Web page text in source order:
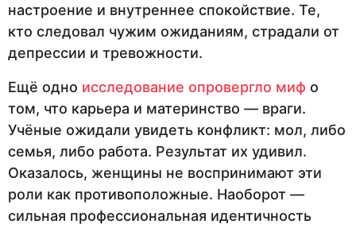
настроение и внутреннее спокойствие. Те,
кто следовал чужим ожиданиям, страдали от
депрессии и тревожности.
Ещё одно исследование опровергло миф о
том, что карьера и материнство — враги.
Учёные ожидали увидеть конфликт: мол, либо
семья, либо работа. Результат их удивил.
Оказалось, женщины не воспринимают эти
роли как противоположные. Наоборот —
сильная профессиональная идентичность